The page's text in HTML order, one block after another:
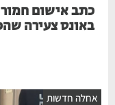
כתב אישום חמור
באונס צעירה
חדשות